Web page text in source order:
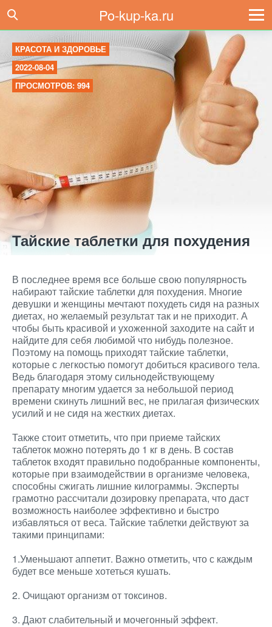
Po-kup-ka.ru
КРАСОТА И ЗДОРОВЬЕ
2022-08-04
ПРОСМОТРОВ: 994
Тайские таблетки для похудения
В последнее время все больше свою популярность
набирают тайские таблетки для похудения. Многие
девушки и женщины мечтают похудеть сидя на разных
диетах, но желаемый результат так и не приходит. А
чтобы быть красивой и ухоженной заходите на сайт и
найдите для себя любимой что нибудь полезное.
Поэтому на помощь приходят тайские таблетки,
которые с легкостью помогут добиться красивого тела.
Ведь благодаря этому сильнодействующему
препарату многим удается за небольшой период
времени скинуть лишний вес, не прилагая физических
усилий и не сидя на жестких диетах.
Также стоит отметить, что при приеме тайских
таблеток можно потерять до 1 кг в день. В состав
таблеток входят правильно подобранные компоненты,
которые при взаимодействии в организме человека,
способны сжигать лишние килограммы. Эксперты
грамотно рассчитали дозировку препарата, что даст
возможность наиболее эффективно и быстро
избавляться от веса. Тайские таблетки действуют за
такими принципами:
1.Уменьшают аппетит. Важно отметить, что с каждым
будет все меньше хотеться кушать.
2. Очищают организм от токсинов.
3. Дают слабительный и мочегонный эффект.